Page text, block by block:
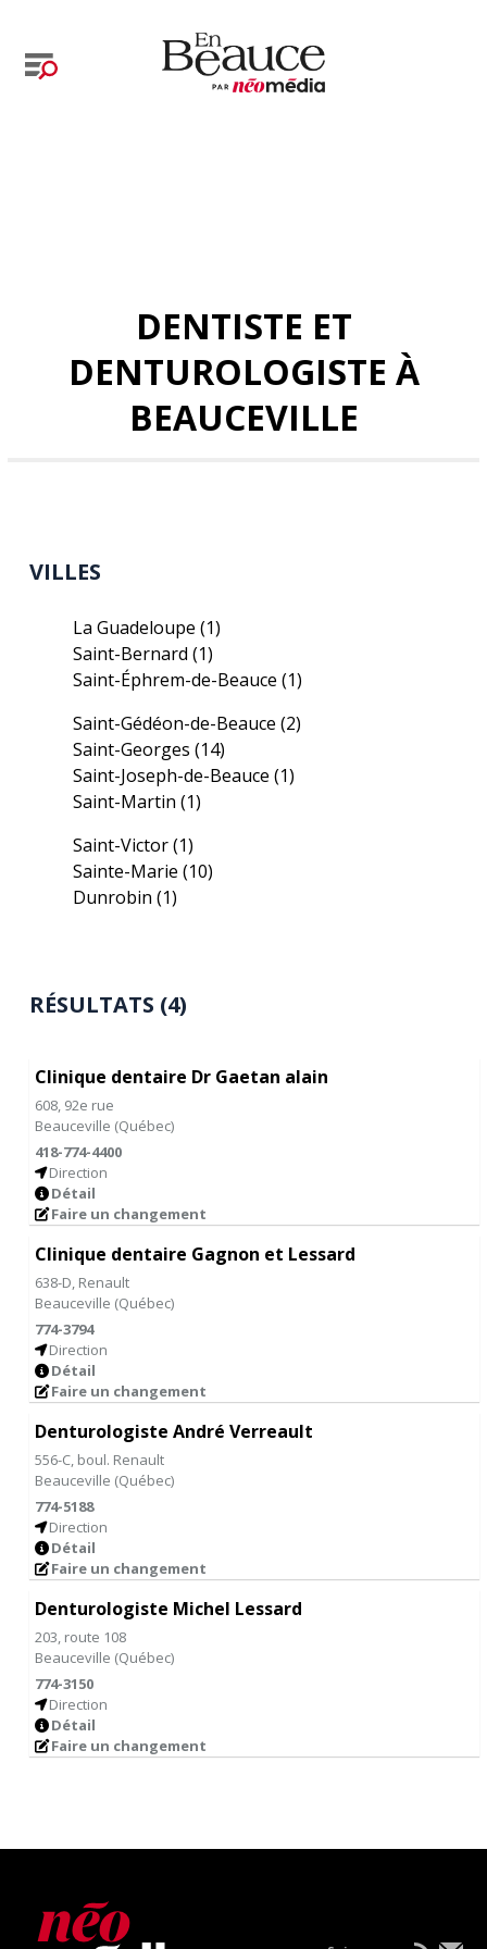
DENTISTE ET
DENTUROLOGISTE À
BEAUCEVILLE
VILLES
La Guadeloupe(1)
Saint-Bernard(1)
Saint-Éphrem-de-Beauce(1)
Saint-Gédéon-de-Beauce(2)
Saint-Georges(14)
Saint-Joseph-de-Beauce(1)
Saint-Martin(1)
Saint-Victor(1)
Sainte-Marie(10)
Dunrobin(1)
RÉSULTATS (4)
Clinique dentaire Dr Gaetan alain
608, 92e rue
Beauceville (Québec)
418-774-4400
Direction
Détail
Faire un changement
Clinique dentaire Gagnon et Lessard
638-D, Renault
Beauceville (Québec)
774-3794
Direction
Détail
Faire un changement
Denturologiste André Verreault
556-C, boul. Renault
Beauceville (Québec)
774-5188
Direction
Détail
Faire un changement
Denturologiste Michel Lessard
203, route 108
Beauceville (Québec)
774-3150
Direction
Détail
Faire un changement